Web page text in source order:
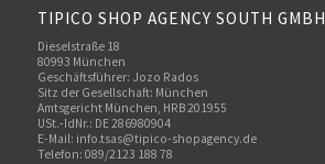
TIPICO SHOP AGENCY SOUTH GMBH
Dieselstraße 18
80993 München
Geschäftsführer: Jozo Rados
Sitz der Gesellschaft: München
Amtsgericht München, HRB 201955
USt.-IdNr.: DE 286980904
E-Mail: info.tsas@tipico-shopagency.de
Telefon: 089/2123 188 78